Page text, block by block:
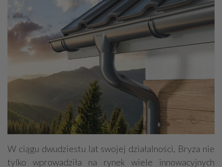
W ciągu dwudziestu lat swojej działalności, Bryza nie
tylko wprowadziła na rynek wiele innowacyjnych